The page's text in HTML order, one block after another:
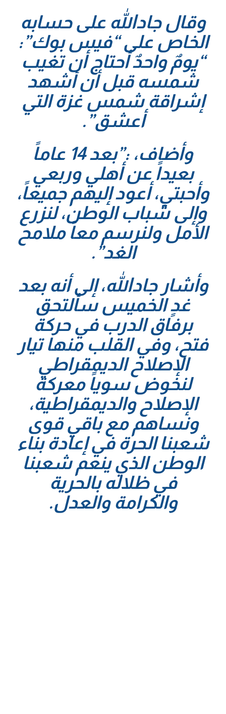
وقال جادالله على حسابه
الخاص على “فيس بوك”:
“يومٌ واحدٌ أحتاج أن تغيب
شمسه قبل أن أشهد
إشراقة شمس غزة التي
أعشق”.
وأضاف، :”بعد 14 عاماً
بعيداً عن أهلي وربعي
وأحبتي، أعود إليهم جميعاً،
وإلى شباب الوطن، لنزرع
الأمل ولنرسم معاً ملامح
الغد”.
وأشار جادالله، إلى أنه بعد
غدٍ الخميس سألتحق
برفاق الدرب في حركة
فتح، وفي القلب منها تيار
الإصلاح الديمقراطي
لنخوض سوياً معركة
الإصلاح والديمقراطية،
ونساهم مع باقي قوى
شعبنا الحرة في إعادة بناء
الوطن الذي ينعم شعبنا
في ظلاله بالحرية
والكرامة والعدل.